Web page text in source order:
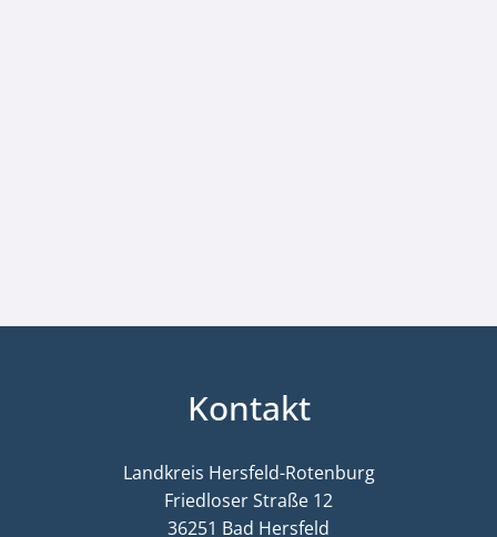
Kontakt
Landkreis Hersfeld-Rotenburg
Friedloser Straße 12
36251 Bad Hersfeld